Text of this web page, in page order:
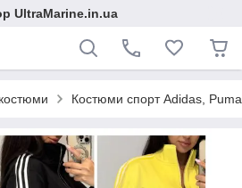
UltraMarine.in.ua
Костюми спорт Adidas,